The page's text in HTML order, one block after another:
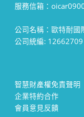
服務信箱：
公司名稱：歐特耐國
公司統編: 12662709
智慧財產權免責聲明
企業特約合作
會員意見反饋